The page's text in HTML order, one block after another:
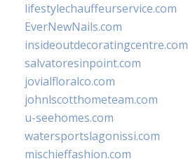
lifestylechauffeurservice.com
EverNewNails.com
insideoutdecoratingcentre.com
salvatoresinpoint.com
jovialfloralco.com
johnlscotthometeam.com
u-seehomes.com
watersportslagonissi.com
mischieffashion.com